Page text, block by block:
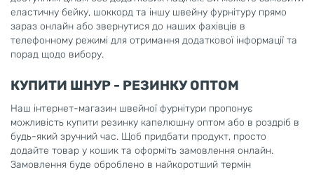
еластичну бейку, шоккорд та іншу швейну фурнітуру прямо
зараз онлайн або звернутися до наших фахівців в
телефонному режимі для отримання додаткової інформації та
порад щодо вибору.
КУПИТИ ШНУР - РЕЗИНКУ ОПТОМ
Наш інтернет-магазин швейної фурнітури пропонує
можливість купити резинку капелюшну оптом або в роздріб в
будь-який зручний час. Щоб придбати продукт, просто
додайте товар у кошик та оформіть замовлення онлайн.
Замовлення буде оброблено в найкоротший термін